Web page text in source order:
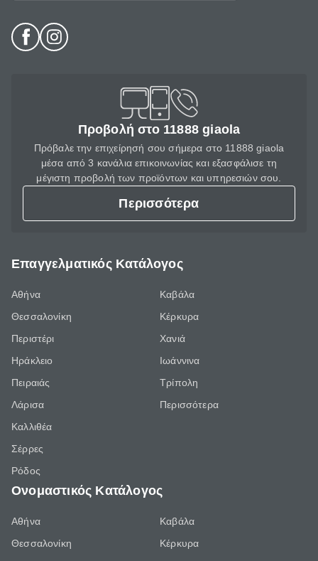
Προβολή στο 11888 giaola
Πρόβαλε την επιχείρησή σου σήμερα στο 11888 giaola
μέσα από 3 κανάλια επικοινωνίας και εξασφάλισε τη
μέγιστη προβολή των προϊόντων και υπηρεσιών σου.
Περισσότερα
Επαγγελματικός Κατάλογος
Αθήνα
Θεσσαλονίκη
Περιστέρι
Ηράκλειο
Πειραιάς
Λάρισα
Καλλιθέα
Σέρρες
Ρόδος
Καβάλα
Κέρκυρα
Χανιά
Ιωάννινα
Τρίπολη
Περισσότερα
Ονομαστικός Κατάλογος
Αθήνα
Θεσσαλονίκη
Καβάλα
Κέρκυρα